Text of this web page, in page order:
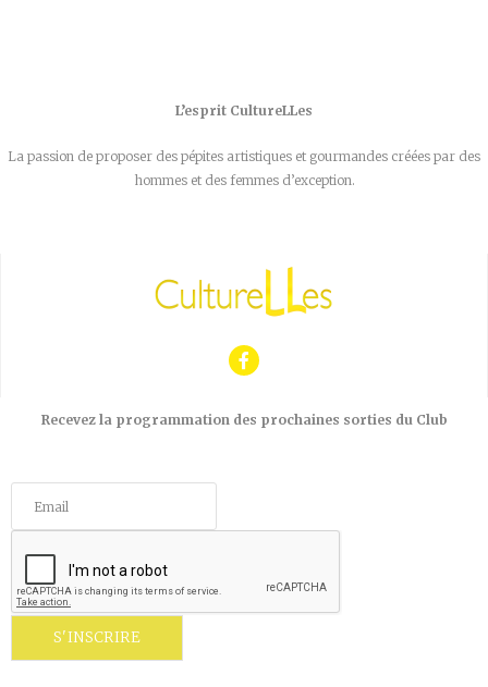
L’esprit CultureLLes
La passion de proposer des pépites artistiques et gourmandes créées par des
hommes et des femmes d’exception.
Recevez la programmation des prochaines sorties du Club